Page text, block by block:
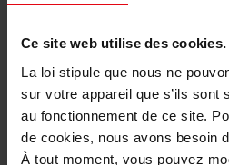
Ce site web utilise des cookies.
La loi stipule que nous ne
sur votre appareil que s’ils sont
au fonctionnement de ce site.
de cookies, nous avons besoin
À tout moment, vous pouvez
Retour gratuit dans votre
Description